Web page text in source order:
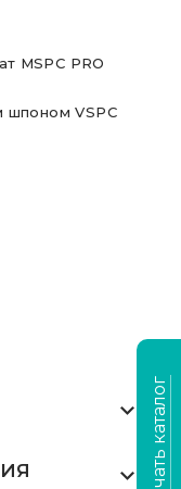
MSPC PRO
шпоном VSPC
Скачать каталог